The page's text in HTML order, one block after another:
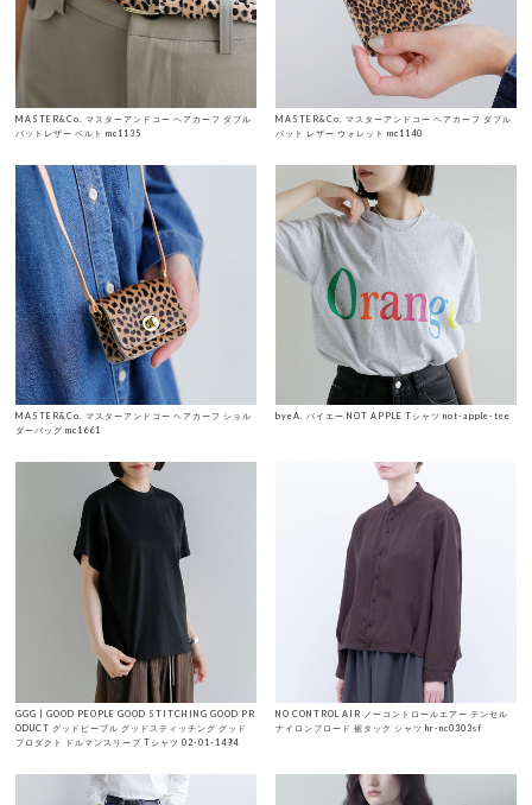
MASTER&Co. マスターアンドコー ヘアカーフ ダブル
バットレザー ベルト mc1135
MASTER&Co. マスターアンドコー ヘアカーフ ダブル
バット レザー ウォレット mc1140
MASTER&Co. マスターアンドコー ヘアカーフ ショル
ダーバッグ mc1661
byeA. バイエー NOT APPLE Tシャツ not-apple-tee
GGG | GOOD PEOPLE GOOD STITCHING GOOD PR
ODUCT グッドピープル グッドスティッチング グッド
プロダクト ドルマンスリーブ Tシャツ 02-01-1494
NO CONTROL AIR ノーコントロールエアー テンセル
ナイロンブロード 裾タック シャツ hr-nc0303sf